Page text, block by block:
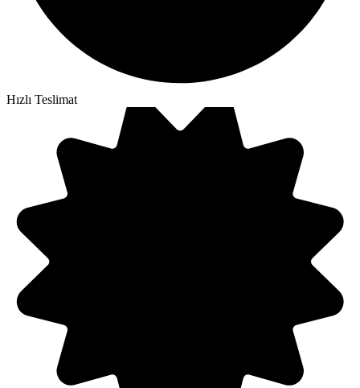
Hızlı Teslimat